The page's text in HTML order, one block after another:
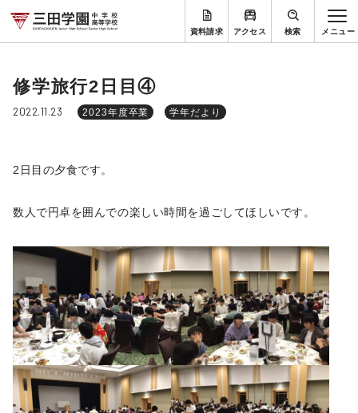
資料請求 アクセス 検索
修学旅行2日目④
2022.11.23 2023年度卒業 学年だより
2日目の夕食です。
数人で円卓を囲んでの楽しい時間を過ごしてほしいです。